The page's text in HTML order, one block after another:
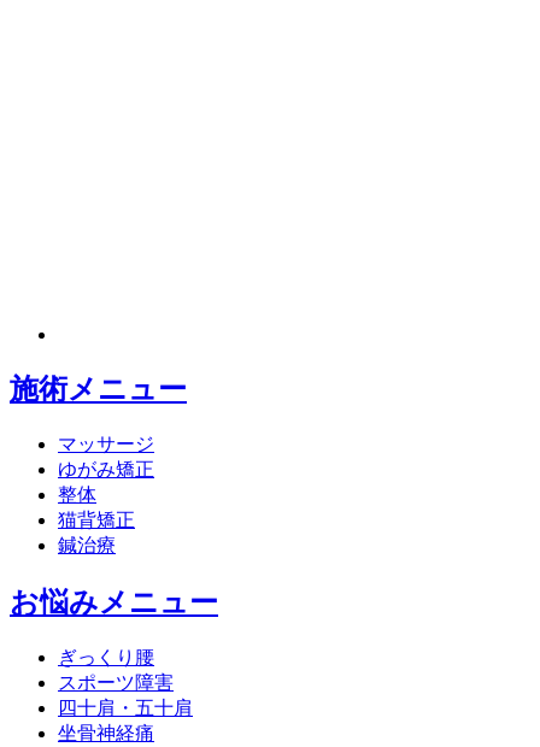
施術メニュー
マッサージ
ゆがみ矯正
整体
猫背矯正
鍼治療
お悩みメニュー
ぎっくり腰
スポーツ障害
四十肩・五十肩
坐骨神経痛